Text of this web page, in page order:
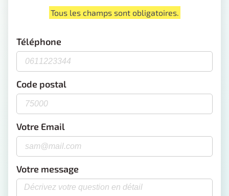
Tous les champs sont obligatoires.
Téléphone
Code postal
Votre Email
Votre message